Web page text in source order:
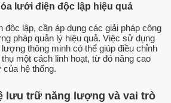
lưới điện độc lập hiệu quả
lập, cần áp dụng các giải pháp công
pháp quản lý hiệu quả. Việc sử dụng
thông minh có thể giúp điều chỉnh
một cách linh hoạt, từ đó nâng cao
của hệ thống.
lưu trữ năng lượng và vai trò